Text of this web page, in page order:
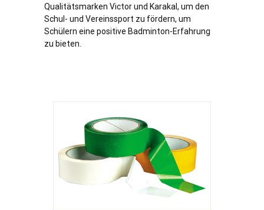
Qualitätsmarken Victor und Karakal, um den
Schul- und Vereinssport zu fördern, um
Schülern eine positive Badminton-Erfahrung
zu bieten.